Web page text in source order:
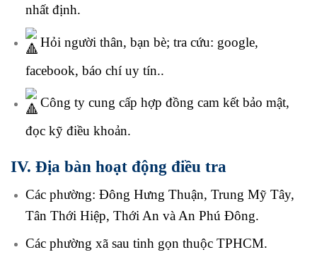
nhất định.
Hỏi người thân, bạn bè; tra cứu: google,
facebook, báo chí uy tín..
Công ty cung cấp hợp đồng cam kết bảo mật,
đọc kỹ điều khoản.
IV. Địa bàn hoạt động điều tra
Các phường: Đông Hưng Thuận, Trung Mỹ Tây,
Tân Thới Hiệp, Thới An và An Phú Đông.
Các phường xã sau tinh gọn thuộc TPHCM.